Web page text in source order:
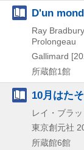
D'un
Ray
Prolongeau
Gallimard
所蔵館1館
10月はた
レイ・ブラ
東京創元社
所蔵館6館